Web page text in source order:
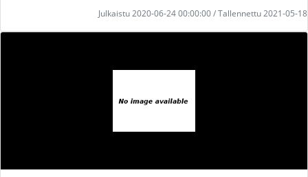
Julkaistu 2020-06-24 00:00:00 / Tallennettu 2021-05-18